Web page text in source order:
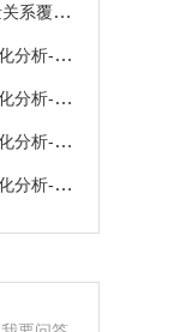
捷报！2025上半年浙江省考数量关系覆盖了！
2024年12月8日浙江省考考情变化分析-言语理
2024年12月8日浙江省考考情变化分析-资料分
2024年12月8日浙江省考考情变化分析-判断推
2024年12月8日浙江省考考情变化分析-数资